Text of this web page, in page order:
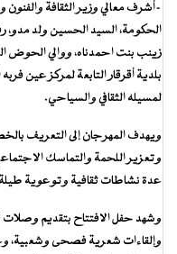
-أشرف معالي وزير الثقافة والفنون
الحكومة، السيد الحسين ولد مدو،
زينب بنت احمدناه، ووالي الحوض
بلدية أقرقار التابعة لمركز عين
لمسيله الثقافي والسياحي.
ويهدف المهرجان إلى التعريف
وتعزير اللحمة والتماسك
عدة نشاطات ثقافية وتوعوية طيلة
وشهد حفل الافتتاح بتقديم وصلات
وإلقاءات شعرية فصحى وشعبية،